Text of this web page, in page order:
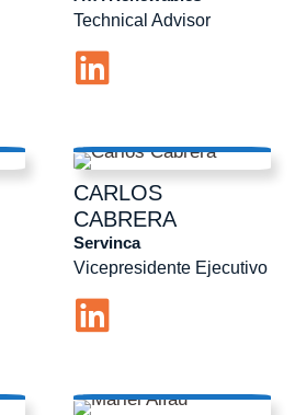
Technical Advisor
CARLOS
CABRERA
Vicepresidente Ejecutivo
Servinca